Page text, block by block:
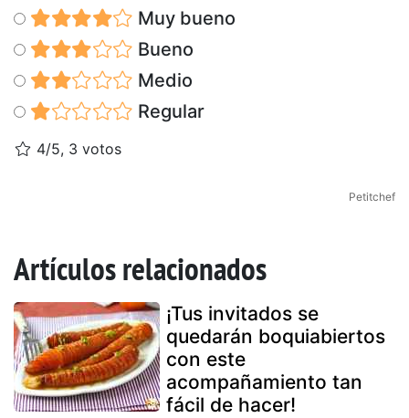
Muy bueno
Bueno
Medio
Regular
4/5, 3 votos
Petitchef
Artículos relacionados
¡Tus invitados se
quedarán boquiabiertos
con este
acompañamiento tan
fácil de hacer!